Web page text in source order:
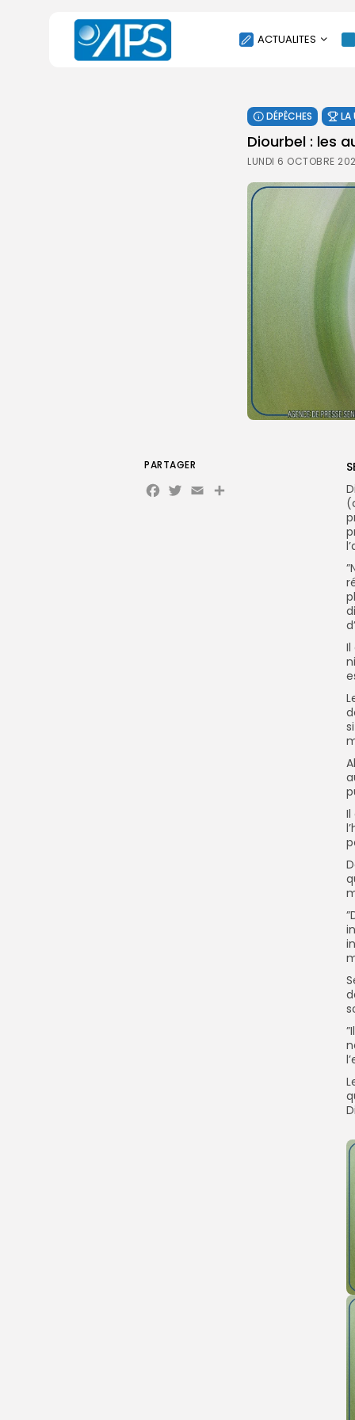
ACTUALITES
SOCIÉTÉ
ÉCONOMIE
CULTURE
SPORT
ENVIRONNEMENT
INTERNATIONAL
AGENDA
SANTE
DÉPÊCHES LA
Diourbel : les
LUNDI 6 OCTOBRE
‎Il
PARTAGER
Facebook
Twitter
EmailPartager